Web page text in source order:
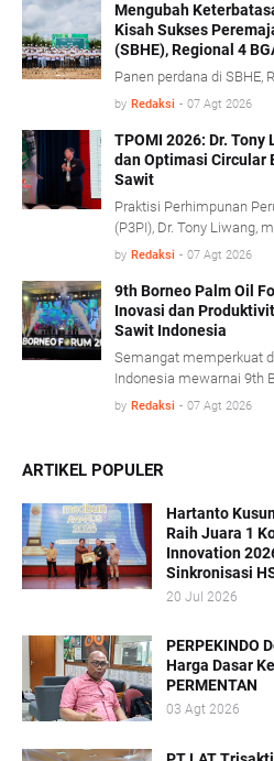
Mengubah
Kisah Sukses
(SBHE), Regional 4
Panen perdana di SBHE,
by Redaksi - 07 Agt 2026
TPOMI 2026: Dr.
dan Optimasi Circular
Sawit
Praktisi Perhimpunan
(P3PI), Dr. Tony Liwang,
pemanfaatan teknologi
(circular energy).
by Redaksi - 07 Agt 2026
9th Borneo Palm Oil
Inovasi dan
Sawit Indonesia
Semangat memperkuat
Indonesia mewarnai 9th
yang mengusung tema
Hall Balikpapan, Kamis (6/
by Redaksi - 07 Agt 2026
ARTIKEL POPULER
Hartanto
Raih Juara 1
Innovation
Sinkronisasi
20 Jul 2026
PERPEKINDO
Harga Dasar
PERMENTAN
03 Agt 2026